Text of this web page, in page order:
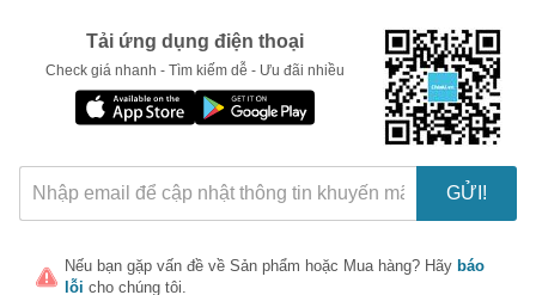
Tải ứng dụng điện thoại
Check giá nhanh - Tìm kiếm dễ - Ưu đãi nhiều
GỬI!
Nếu bạn gặp vấn đề về Sản phẩm hoặc Mua hàng? Hãy báo
lỗi cho chúng tôi.
LẤY MÃ NGAY